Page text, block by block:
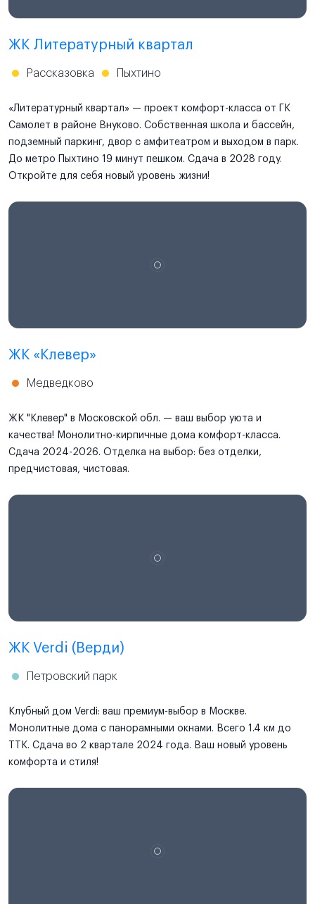
ЖК Литературный квартал
Рассказовка Пыхтино
«Литературный квартал» — проект комфорт-класса от ГК
Самолет в районе Внуково. Собственная школа и бассейн,
подземный паркинг, двор с амфитеатром и выходом в парк.
До метро Пыхтино 19 минут пешком. Сдача в 2028 году.
Откройте для себя новый уровень жизни!
ЖК «Клевер»
Медведково
ЖК "Клевер" в Московской обл. — ваш выбор уюта и
качества! Монолитно-кирпичные дома комфорт-класса.
Сдача 2024-2026. Отделка на выбор: без отделки,
предчистовая, чистовая.
ЖК Verdi (Верди)
Петровский парк
Клубный дом Verdi: ваш премиум-выбор в Москве.
Монолитные дома с панорамными окнами. Всего 1.4 км до
ТТК. Сдача во 2 квартале 2024 года. Ваш новый уровень
комфорта и стиля!